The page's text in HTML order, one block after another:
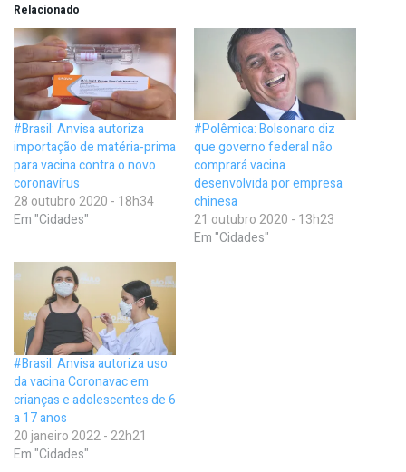
Relacionado
#Brasil: Anvisa autoriza
importação de matéria-prima
para vacina contra o novo
coronavírus
28 outubro 2020 - 18h34
Em "Cidades"
#Polêmica: Bolsonaro diz
que governo federal não
comprará vacina
desenvolvida por empresa
chinesa
21 outubro 2020 - 13h23
Em "Cidades"
#Brasil: Anvisa autoriza uso
da vacina Coronavac em
crianças e adolescentes de 6
a 17 anos
20 janeiro 2022 - 22h21
Em "Cidades"